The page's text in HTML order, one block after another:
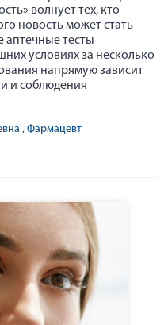
волнует тех, кто
новость может стать
тесты
условиях за несколько
напрямую зависит
и соблюдения
, Фармацевт